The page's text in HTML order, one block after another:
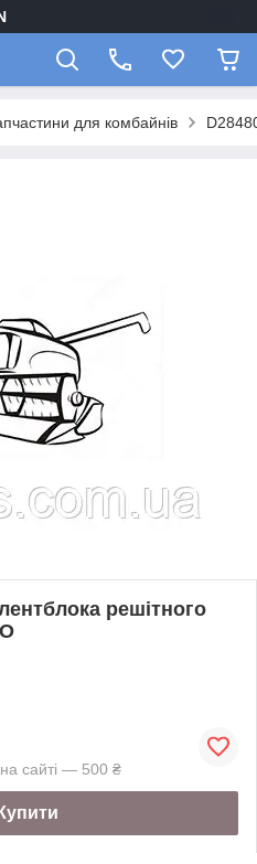
для комбайнів
решітного
сайті — 500 ₴
Купити